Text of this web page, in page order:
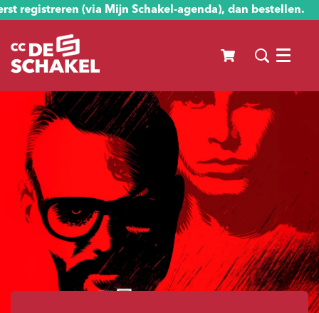
registreren (via Mijn Schakel-agenda), dan bestellen.
Menu